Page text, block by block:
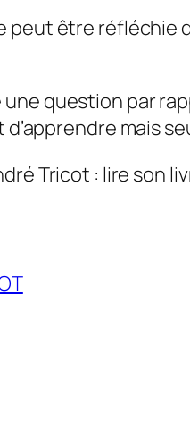
être réfléchie
question par
d’apprendre mais
Tricot : lire son